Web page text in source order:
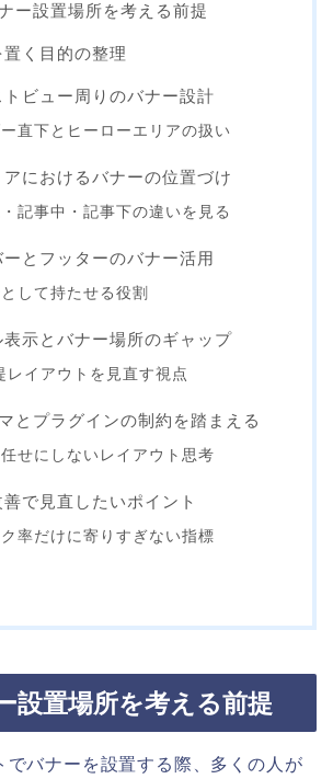
ー設置場所を考える前提
く目的の整理
トビュー周りのバナー設計
直下とヒーローエリアの扱い
におけるバナーの位置づけ
記事中・記事下の違いを見る
とフッターのバナー活用
して持たせる役割
表示とバナー場所のギャップ
レイアウトを見直す視点
とプラグインの制約を踏まえる
せにしないレイアウト思考
で見直したいポイント
率だけに寄りすぎない指標
設置場所を考える前提
バナーを設置する際、多くの人が